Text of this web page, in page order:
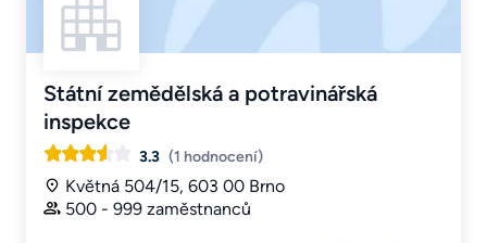
Státní zemědělská a potravinářská
inspekce
3.3 (1 hodnocení)
Květná 504/15, 603 00 Brno
500 - 999 zaměstnanců